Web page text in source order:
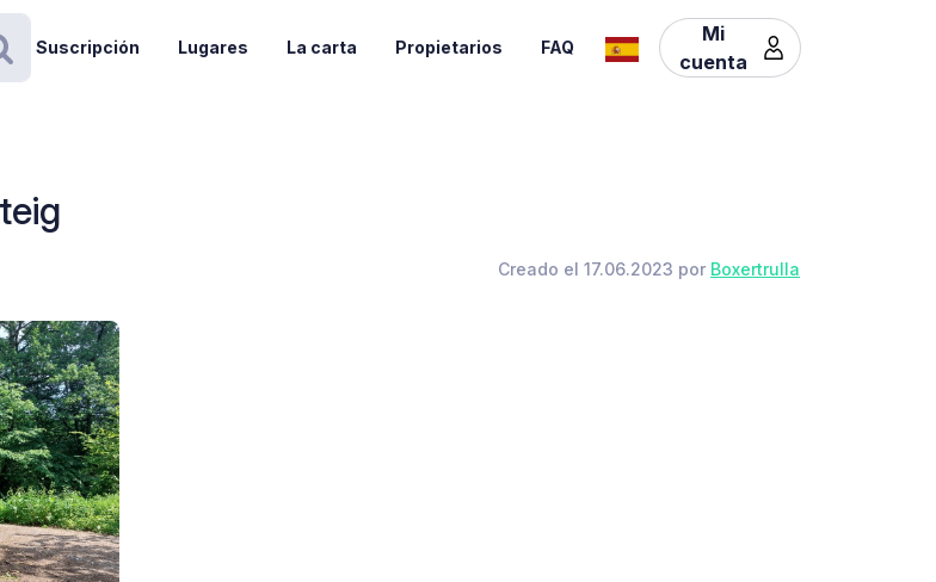
Suscripción Lugares La carta Propietarios FAQ
Mi
cuenta
Creado el 17.06.2023 por Boxertrulla